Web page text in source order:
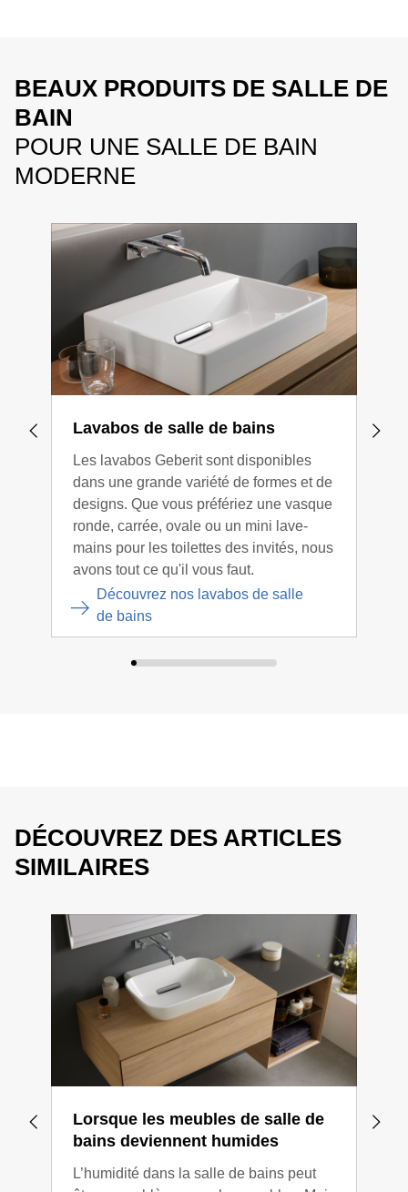
BEAUX PRODUITS DE SALLE DE
BAIN
POUR UNE SALLE DE BAIN
MODERNE
Lavabos de salle de bains
Les lavabos Geberit sont disponibles
dans une grande variété de formes et de
designs. Que vous préfériez une vasque
ronde, carrée, ovale ou un mini lave-
mains pour les toilettes des invités, nous
avons tout ce qu'il vous faut.
Découvrez nos lavabos de salle
de bains
DÉCOUVREZ DES ARTICLES
SIMILAIRES
Lorsque les meubles de salle de
bains deviennent humides
L’humidité dans la salle de bains peut